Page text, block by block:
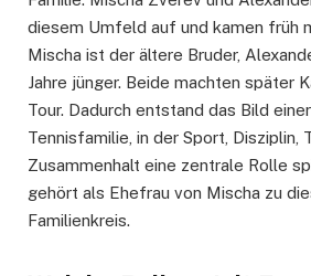
diesem Umfeld auf und kamen früh
Mischa ist der ältere Bruder,
Jahre jünger. Beide machten später
Tour. Dadurch entstand das Bild
Tennisfamilie, in der Sport, Disziplin,
Zusammenhalt eine zentrale Rolle
gehört als Ehefrau von Mischa zu
Familienkreis.